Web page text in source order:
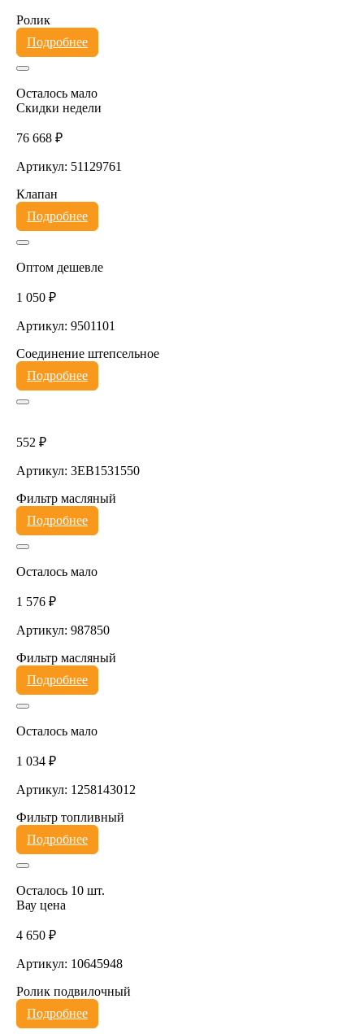
Ролик
Подробнее
Осталось мало
Скидки недели
76 668 ₽
Артикул: 51129761
Клапан
Подробнее
Оптом дешевле
1 050 ₽
Артикул: 9501101
Соединение штепсельное
Подробнее
552 ₽
Артикул: 3EB1531550
Фильтр масляный
Подробнее
Осталось мало
1 576 ₽
Артикул: 987850
Фильтр масляный
Подробнее
Осталось мало
1 034 ₽
Артикул: 1258143012
Фильтр топливный
Подробнее
Осталось 10 шт.
Вау цена
4 650 ₽
Артикул: 10645948
Ролик подвилочный
Подробнее